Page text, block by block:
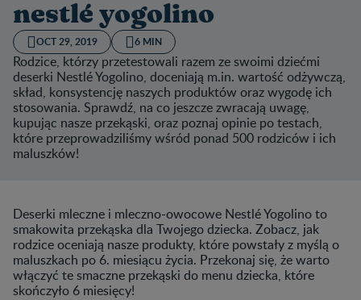
nestlé yogolino
OCT 29, 2019 6 MIN
Rodzice, którzy przetestowali razem ze swoimi dziećmi
deserki Nestlé Yogolino, doceniają m.in. wartość odżywczą,
skład, konsystencję naszych produktów oraz wygodę ich
stosowania. Sprawdź, na co jeszcze zwracają uwagę,
kupując nasze przekąski, oraz poznaj opinie po testach,
które przeprowadziliśmy wśród ponad 500 rodziców i ich
maluszków!
Deserki mleczne i mleczno-owocowe Nestlé Yogolino to
smakowita przekąska dla Twojego dziecka. Zobacz, jak
rodzice oceniają nasze produkty, które powstały z myślą o
maluszkach po 6. miesiącu życia. Przekonaj się, że warto
włączyć te smaczne przekąski do menu dziecka, które
skończyło 6 miesięcy!